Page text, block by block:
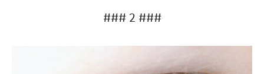
### 2 ###